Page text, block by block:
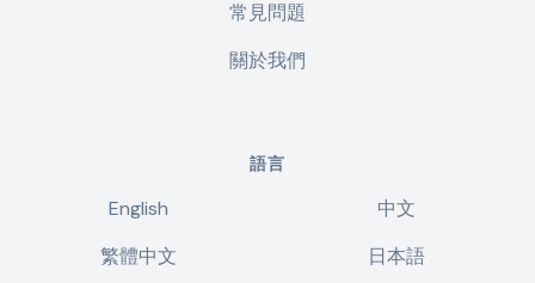
常見問題
關於我們
語言
English
中文
繁體中文
日本語